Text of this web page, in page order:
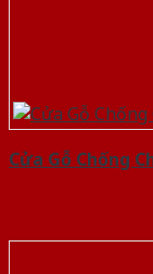
Cửa Gỗ Chống